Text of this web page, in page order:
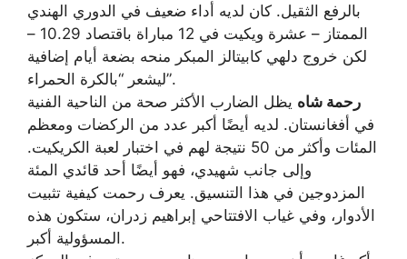
بالرفع الثقيل. كان لديه أداء ضعيف في الدوري الهندي
الممتاز – عشرة ويكيت في 12 مباراة باقتصاد 10.29 –
لكن خروج دلهي كابيتالز المبكر منحه بضعة أيام إضافية
ليشعر “بالكرة الحمراء”.
رحمة شاه يظل الضارب الأكثر صحة من الناحية الفنية
في أفغانستان. لديه أيضًا أكبر عدد من الركضات ومعظم
المئات وأكثر من 50 نتيجة لهم في اختبار لعبة الكريكيت.
وإلى جانب شهيدي، فهو أيضًا أحد قائدي المئة
المزدوجين في هذا التنسيق. يعرف رحمت كيفية تثبيت
الأدوار، وفي غياب الافتتاحي إبراهيم زدران، ستكون هذه
المسؤولية أكبر.